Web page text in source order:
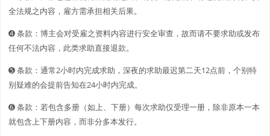
全法规之内容，雇方需承担相关后果。
➍ 条款：博主会对受雇之资料内容进行安全审查，故而请不要求助或发布
任何不法内容，此类求助直接退款。
➎ 条款：通常2小时内完成求助，深夜的求助最迟第二天12点前，个别特
别疑难的会提前告知在24小时内完成。
➏ 条款：若包含多册（如上、下册）每次求助仅受理一册，除非原本一本
就包含上下册内容，而非分多本发行。